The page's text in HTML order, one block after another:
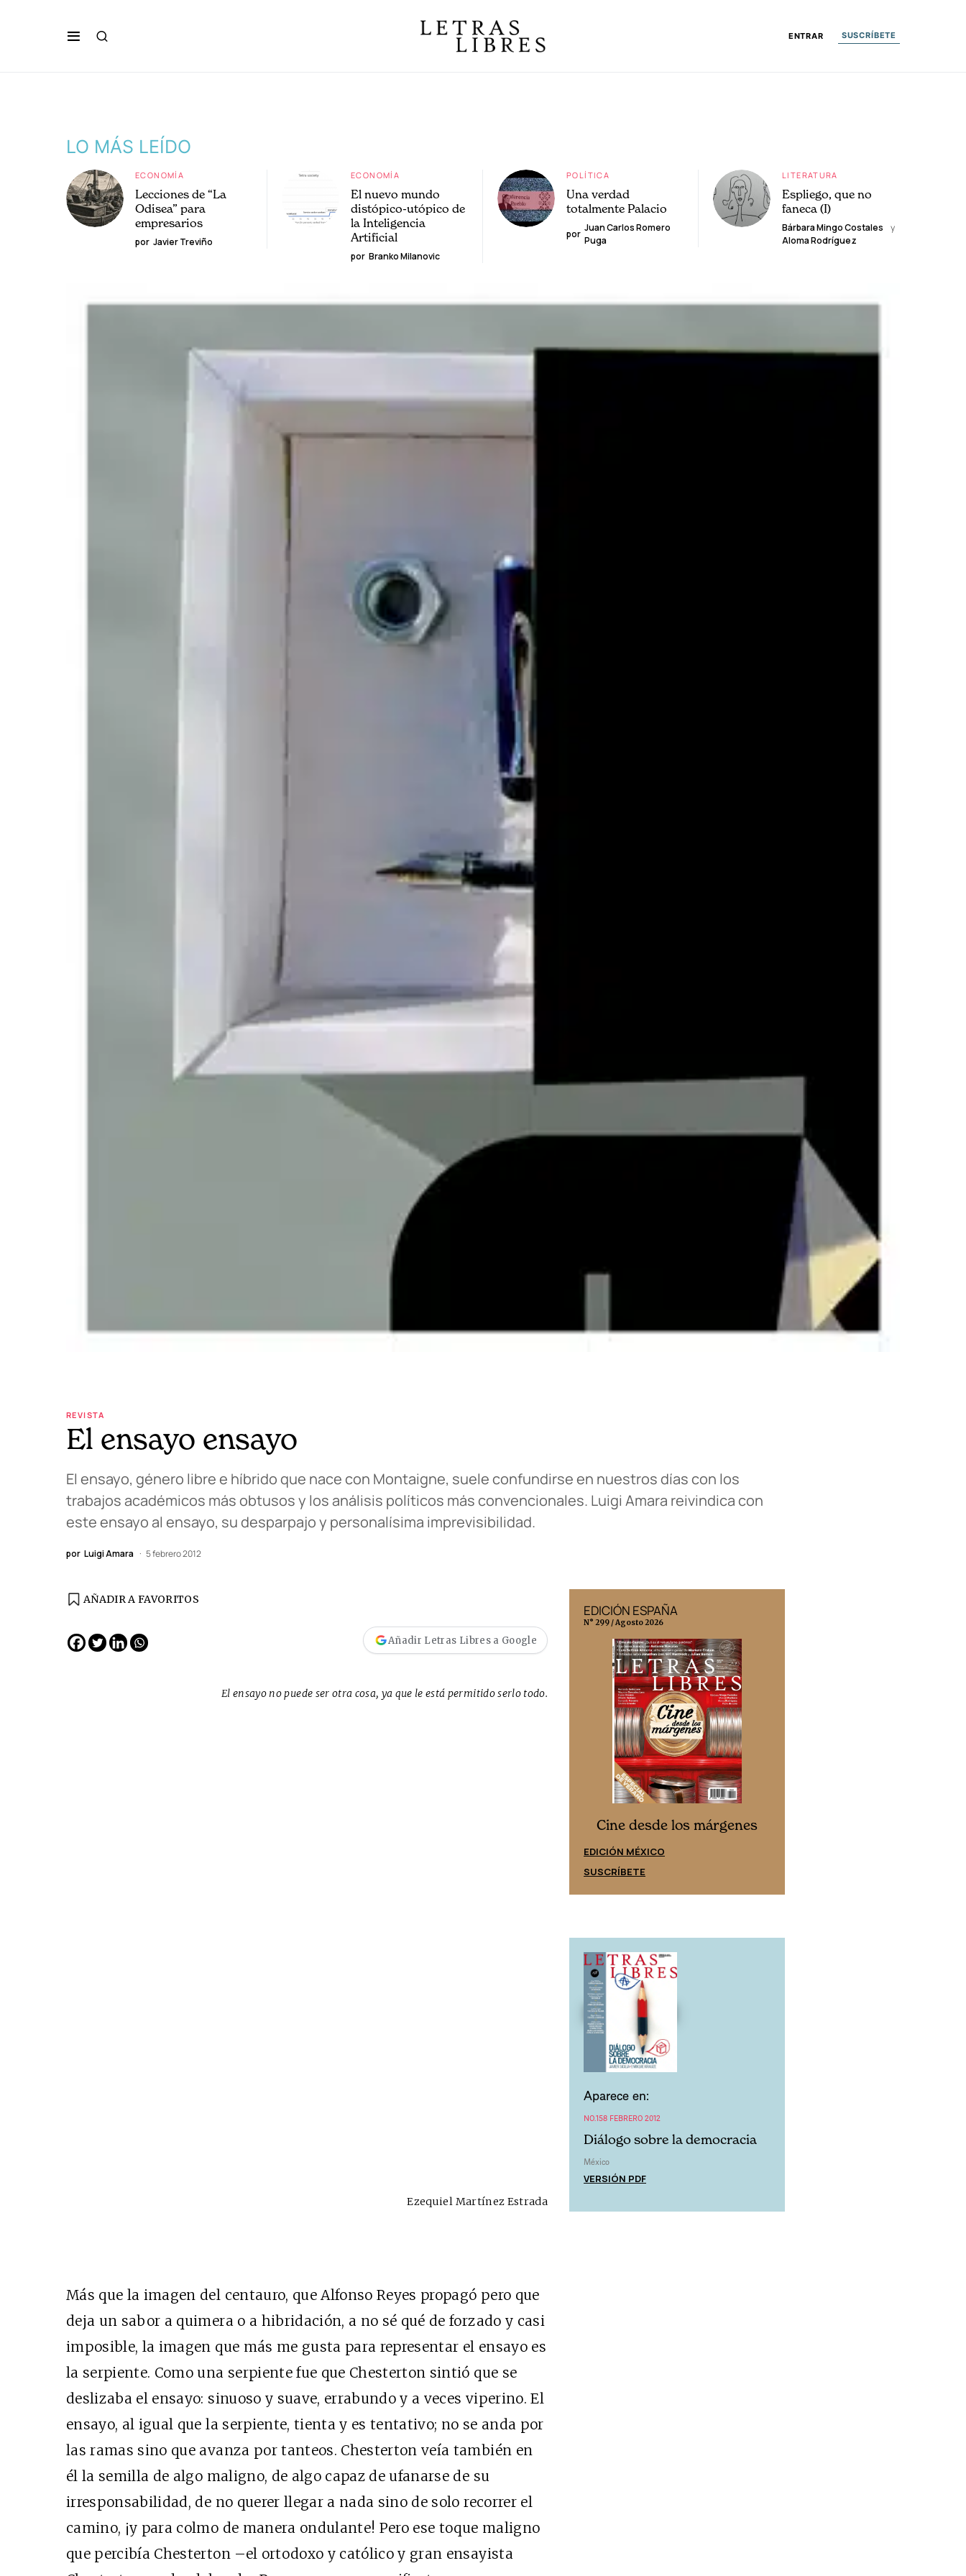
ENTRAR SUSCRÍBETE
LO MÁS LEÍDO
ECONOMÍA
Lecciones de “La
Odisea” para
empresarios
por Javier Treviño
ECONOMÍA
El nuevo mundo
distópico-utópico de
la Inteligencia
Artificial
por Branko Milanovic
POLÍTICA
Una verdad
totalmente Palacio
por
Juan Carlos Romero
Puga
LITERATURA
Espliego, que no
faneca (I)
Bárbara Mingo Costales
y
Aloma Rodríguez
REVISTA
El ensayo ensayo
El ensayo, género libre e híbrido que nace con Montaigne, suele confundirse en nuestros días con los
trabajos académicos más obtusos y los análisis políticos más convencionales. Luigi Amara reivindica con
este ensayo al ensayo, su desparpajo y personalísima imprevisibilidad.
por Luigi Amara 5 febrero 2012
AÑADIR A FAVORITOS
Añadir Letras Libres a Google
El ensayo no puede ser otra cosa, ya que le está permitido serlo todo.
Ezequiel Martínez Estrada
Más que la imagen del centauro, que Alfonso Reyes propagó pero que
deja un sabor a quimera o a hibridación, a no sé qué de forzado y casi
imposible, la imagen que más me gusta para representar el ensayo es
la serpiente. Como una serpiente fue que Chesterton sintió que se
deslizaba el ensayo: sinuoso y suave, errabundo y a veces viperino. El
ensayo, al igual que la serpiente, tienta y es tentativo; no se anda por
las ramas sino que avanza por tanteos. Chesterton veía también en
él la semilla de algo maligno, de algo capaz de ufanarse de su
irresponsabilidad, de no querer llegar a nada sino de solo recorrer el
camino, ¡y para colmo de manera ondulante! Pero ese toque maligno
que percibía Chesterton –el ortodoxo y católico y gran ensayista
EDICIÓN ESPAÑA
N° 299 / Agosto 2026
Cine desde los márgenes
EDICIÓN MÉXICO
SUSCRÍBETE
Aparece en:
NO.158 FEBRERO 2012
Diálogo sobre la democracia
México
VERSIÓN PDF